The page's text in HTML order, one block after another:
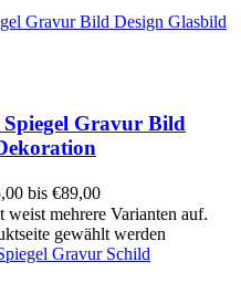
Gravur Bild
bis €89,00
weist mehrere Varianten auf.
gewählt werden